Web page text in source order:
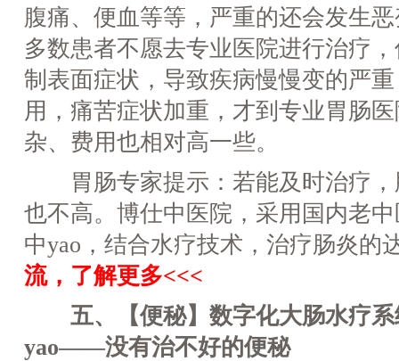
腹痛、便血等等，严重的还会发生
多数患者不愿去专业医院进行治疗
制表面症状，导致疾病慢慢变的严
用，痛苦症状加重，才到专业胃肠
杂、费用也相对高一些。
胃肠专家提示：若能及时治疗，
也不高。博仕中医院，采用国内老
中yao，结合水疗技术，治疗肠炎的
流，了解更多<<<
五、【便秘】数字化大肠水疗系
yao——没有治不好的便秘